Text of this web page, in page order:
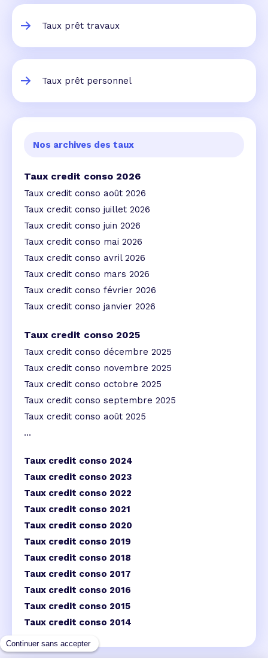
Taux prêt travaux
Taux prêt personnel
Nos archives des taux
Taux credit conso 2026
Taux credit conso août 2026
Taux credit conso juillet 2026
Taux credit conso juin 2026
Taux credit conso mai 2026
Taux credit conso avril 2026
Taux credit conso mars 2026
Taux credit conso février 2026
Taux credit conso janvier 2026
Taux credit conso 2025
Taux credit conso décembre 2025
Taux credit conso novembre 2025
Taux credit conso octobre 2025
Taux credit conso septembre 2025
Taux credit conso août 2025
...
Taux credit conso 2024
Taux credit conso 2023
Taux credit conso 2022
Taux credit conso 2021
Taux credit conso 2020
Taux credit conso 2019
Taux credit conso 2018
Taux credit conso 2017
Taux credit conso 2016
Taux credit conso 2015
Taux credit conso 2014